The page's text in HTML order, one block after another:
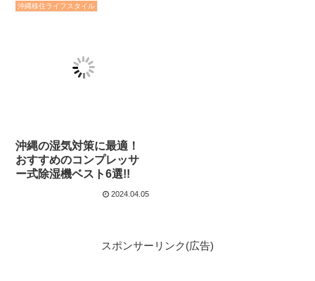
沖縄移住ライフスタイル
沖縄の湿気対策に最適！
おすすめのコンプレッサ
ー式除湿機ベスト6選!!
2024.04.05
スポンサーリンク(広告)